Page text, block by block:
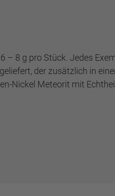
– 8 g pro Stück. Jedes
der zusätzlich in
Nickel Meteorit mit